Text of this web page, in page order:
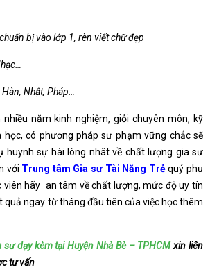
bị vào lớp 1, rèn viết chữ đẹp
Nhật, Pháp…
năm kinh nghiệm, giỏi chuyên môn, kỹ
học, có phương pháp sư phạm vững chắc sẽ
huynh sự hài lòng nhât về chất lượng gia sư
với Trung tâm Gia sư Tài Năng Trẻ quý phụ
viên hãy an tâm về chất lượng, mức độ uy tín
quả ngay từ tháng đầu tiên của việc học thêm
sư dạy kèm tại Huyện Nhà Bè – TPHCMxin liên
tư vấn